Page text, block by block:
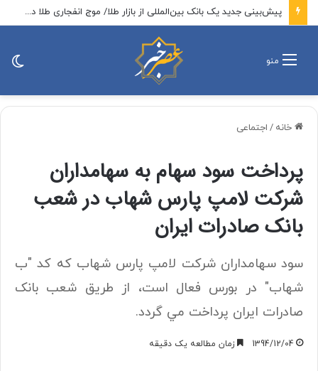
پیش‌بینی جدید یک بانک بین‌المللی از بازار طلا/ موج انفجاری طلا در راه است؟
منو
خانه / اجتماعی
پرداخت سود سهام به سهامداران
شركت لامپ پارس شهاب در شعب
بانک صادرات ایران
​سود سهامداران شرکت لامپ پارس شهاب كه كد "ب
شهاب" در بورس فعال است، از طریق شعب بانک
صادرات ایران پرداخت مي گردد.
1394/12/04 زمان مطالعه یک دقیقه